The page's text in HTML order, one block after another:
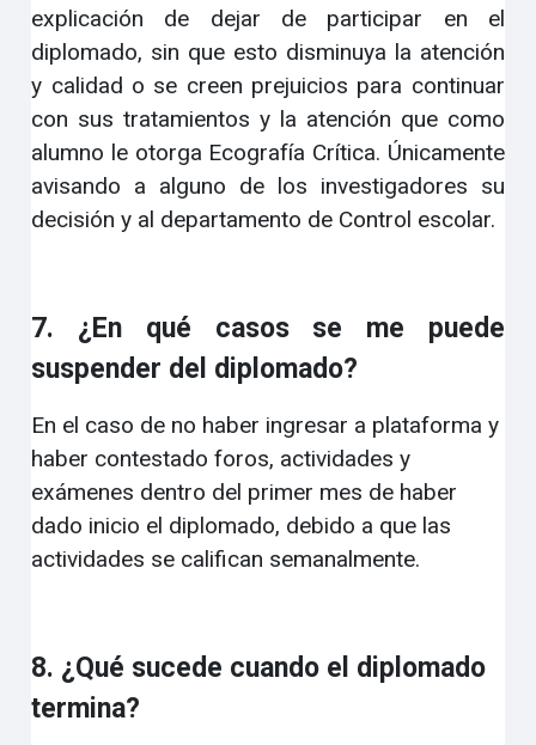
explicación de dejar de participar en el
diplomado, sin que esto disminuya la atención
y calidad o se creen prejuicios para continuar
con sus tratamientos y la atención que como
alumno le otorga Ecografía Crítica. Únicamente
avisando a alguno de los investigadores su
decisión y al departamento de Control escolar.
7. ¿En qué casos se me puede
suspender del diplomado?
En el caso de no haber ingresar a plataforma y
haber contestado foros, actividades y
exámenes dentro del primer mes de haber
dado inicio el diplomado, debido a que las
actividades se califican semanalmente.
8. ¿Qué sucede cuando el diplomado
termina?